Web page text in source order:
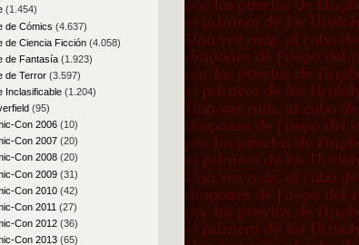
(1.454)
de Cómics (4.637)
de Ciencia Ficción(4.058)
de Fantasía(1.923)
de Terror(3.597)
Inclasificable(1.204)
(95)
Con 2006(10)
Con 2007(20)
Con 2008(20)
Con 2009(31)
Con 2010(42)
Con 2011 (27)
Con 2012(36)
Con 2013(65)